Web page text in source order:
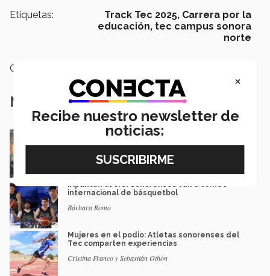
Etiquetas: Track Tec 2025, Carrera por la
educación, tec campus sonora
norte
Categoría:
Notas Relacionadas
¡Actívate este 2025! Opciones para
Ricardo Treviño y Rebeca Ruiz
internacional de básquetbol
Bárbara Romo
Mujeres en el podio: Atletas sonorenses del
Tec comparten experiencias
Cristina Franco y Sebastián Othón
×
Recibe nuestro newsletter de
noticias: